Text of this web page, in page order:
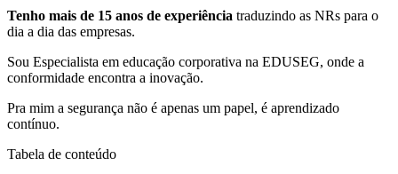
Tenho mais de 15 anos de experiência traduzindo as NRs para o
dia a dia das empresas.
Sou Especialista em educação corporativa na EDUSEG, onde a
conformidade encontra a inovação.
Pra mim a segurança não é apenas um papel, é aprendizado
contínuo.
Tabela de conteúdo